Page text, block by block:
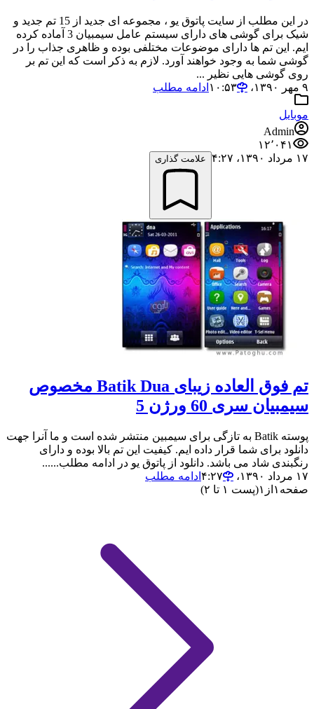
در این مطلب از سایت پاتوق یو ، مجموعه ای جدید از 15 تم جدید و
شیک برای گوشی های دارای سیستم عامل سیمبیان 3 آماده کرده
ایم. این تم ها دارای موضوعات مختلفی بوده و ظاهری جذاب را در
گوشی شما به وجود خواهند آورد. لازم به ذکر است که این تم بر
روی گوشی هایی نظیر ...
۹ مهر ۱۳۹۰،‏ ۱۰:۵۳
ادامه مطلب
موبایل
Admin
۱۲٬۰۴۱
۱۷ مرداد ۱۳۹۰،‏ ۴:۲۷
علامت گذاری
تم فوق العاده زیبای Batik Dua مخصوص
سیمبیان سری 60 ورژن 5
پوسته Batik به تازگی برای سیمبین منتشر شده است و ما آنرا جهت
دانلود برای شما قرار داده ایم. کیفیت این تم بالا بوده و دارای
رنگبندی شاد می باشد. دانلود از پاتوق یو در ادامه مطلب......
۱۷ مرداد ۱۳۹۰،‏ ۴:۲۷
ادامه مطلب
صفحه ۱ از ۱(پست ۱ تا ۲)